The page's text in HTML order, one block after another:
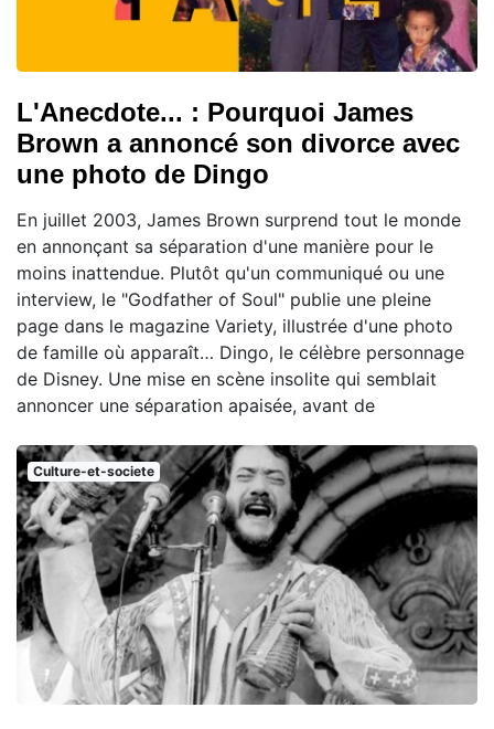
L'Anecdote... : Pourquoi James
Brown a annoncé son divorce avec
une photo de Dingo
En juillet 2003, James Brown surprend tout le monde
en annonçant sa séparation d'une manière pour le
moins inattendue. Plutôt qu'un communiqué ou une
interview, le "Godfather of Soul" publie une pleine
page dans le magazine Variety, illustrée d'une photo
de famille où apparaît… Dingo, le célèbre personnage
de Disney. Une mise en scène insolite qui semblait
annoncer une séparation apaisée, avant de
Culture-et-societe